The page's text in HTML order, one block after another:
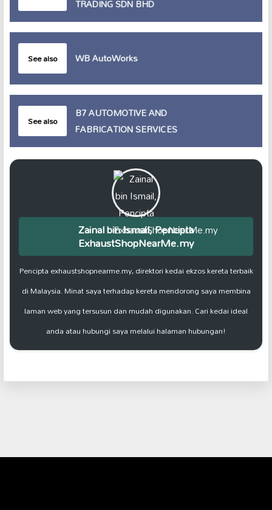
TRADING SDN BHD
See also WB AutoWorks
See also
B7 AUTOMOTIVE AND
FABRICATION SERVICES
Zainal bin Ismail, Pencipta
ExhaustShopNearMe.my
Pencipta exhaustshopnearme.my, direktori kedai ekzos kereta terbaik
di Malaysia. Minat saya terhadap kereta mendorong saya membina
laman web yang tersusun dan mudah digunakan. Cari kedai ideal
anda atau hubungi saya melalui halaman hubungan!